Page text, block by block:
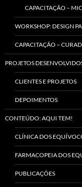
CAPACITAÇÃO –
WORKSHOP: DESIGN
CAPACITAÇÃO –
PROJETOS
CLIENTES E PROJETOS
DEPOIMENTOS
CONTEÚDO: AQUI TEM!
CLÍNICA DOS
FARMACOPEIA DOS
PUBLICAÇÕES